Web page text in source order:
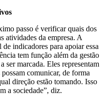
passo é verificar quais dos
atividades da empresa. A
indicadores para apoiar essa
tem função além da gestão
ser marcada. Eles representam
comunicar, de forma
direção estão tomando. Isso
a sociedade”, diz.